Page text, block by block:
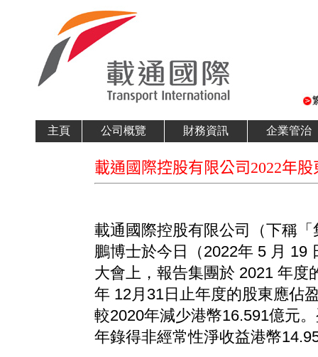
主頁 公司概覽 財務資訊 企業管治
載通國際控股有限公司2022年
載通國際控股有限公司（下稱
鵬博士於今日（2022年 5 月 19
大會上，報告集團於 2021 年度
年 12月31日止年度的股東應佔
較2020年減少港幣16.591億元
年錄得非經常性淨收益港幣